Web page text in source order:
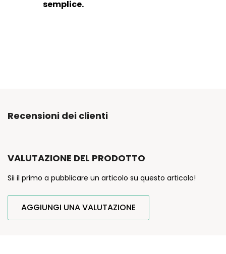
semplice.
Recensioni dei clienti
VALUTAZIONE DEL PRODOTTO
Sii il primo a pubblicare un articolo su questo articolo!
AGGIUNGI UNA VALUTAZIONE